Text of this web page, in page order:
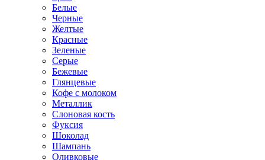
Белые
Черные
Желтые
Красные
Зеленые
Серые
Бежевые
Глянцевые
Кофе с молоком
Металлик
Слоновая кость
Фуксия
Шоколад
Шампань
Оливковые